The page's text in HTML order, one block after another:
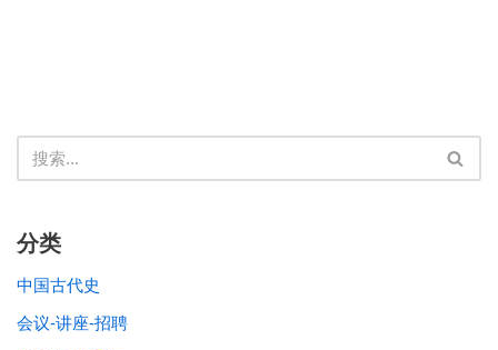
分类
中国古代史
会议-讲座-招聘